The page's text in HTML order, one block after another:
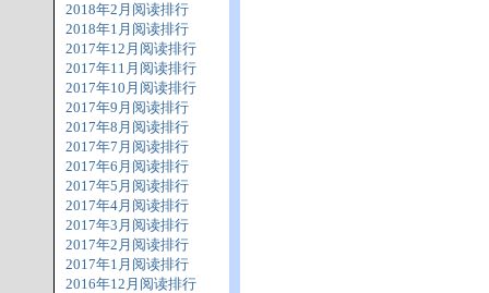
2018年2月阅读排行
2018年1月阅读排行
2017年12月阅读排行
2017年11月阅读排行
2017年10月阅读排行
2017年9月阅读排行
2017年8月阅读排行
2017年7月阅读排行
2017年6月阅读排行
2017年5月阅读排行
2017年4月阅读排行
2017年3月阅读排行
2017年2月阅读排行
2017年1月阅读排行
2016年12月阅读排行